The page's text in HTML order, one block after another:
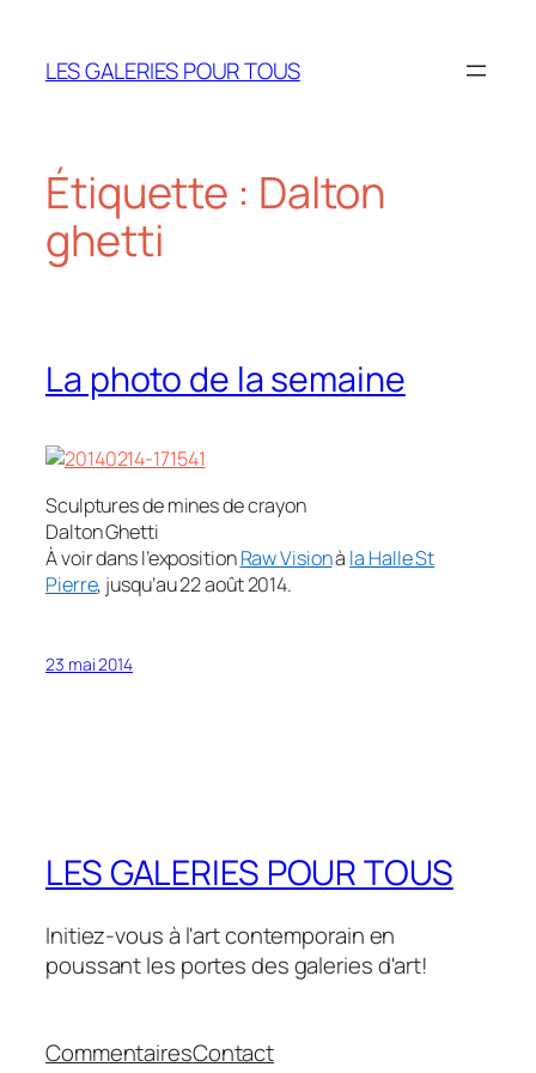
contenu
LES GALERIES POUR TOUS
Étiquette : Dalton
ghetti
La photo de la semaine
Sculptures de mines de crayon
Dalton Ghetti
À voir dans l’expositionRaw Visionà la Halle St
Pierre, jusqu’au 22 août 2014.
23 mai 2014
LES GALERIES POUR TOUS
Initiez-vous à l'art contemporain en
poussant les portes des galeries d'art!
CommentairesContact